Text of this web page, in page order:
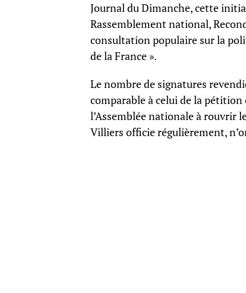
Journal du Dimanche, cette
Rassemblement national,
consultation populaire sur la
de la France ».
Le nombre de signatures
comparable à celui de la
l’Assemblée nationale à rouvrir
Villiers officie régulièrement,